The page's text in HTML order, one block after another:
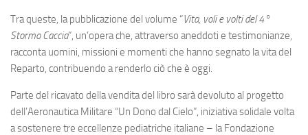
Tra queste, la pubblicazione del volume “Vita, voli e volti del 4°
Stormo Caccia”, un’opera che, attraverso aneddoti e testimonianze,
racconta uomini, missioni e momenti che hanno segnato la vita del
Reparto, contribuendo a renderlo ciò che è oggi.
Parte del ricavato della vendita del libro sarà devoluto al progetto
dell’Aeronautica Militare “Un Dono dal Cielo”, iniziativa solidale volta
a sostenere tre eccellenze pediatriche italiane – la Fondazione